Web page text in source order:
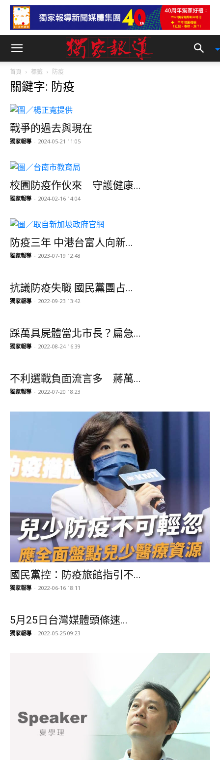
首頁 標籤 防疫
關鍵字: 防疫
戰爭的過去與現在
獨家報導 - 2024-05-21 11:05
校園防疫作伙來 守護健康...
獨家報導 - 2024-02-16 14:04
防疫三年 中港台富人向新...
獨家報導 - 2023-07-19 12:48
抗議防疫失職 國民黨團占...
獨家報導 - 2022-09-23 13:42
踩萬具屍體當北市長？扁急...
獨家報導 - 2022-08-24 16:39
不利選戰負面流言多 蔣萬...
獨家報導 - 2022-07-20 18:23
國民黨控：防疫旅館指引不...
獨家報導 - 2022-06-16 18:11
5月25日台灣媒體頭條速...
獨家報導 - 2022-05-25 09:23